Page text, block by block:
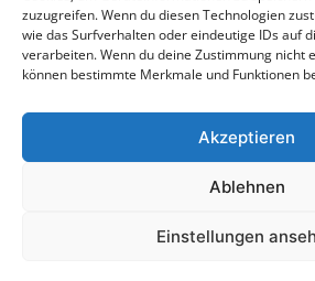
zuzugreifen. Wenn du diesen Technologien
wie das Surfverhalten oder eindeutige IDs auf
verarbeiten. Wenn du deine Zustimmung nicht
können bestimmte Merkmale und Funktionen
Akzeptieren
Ablehnen
Einstellungen
+48 684 555 111